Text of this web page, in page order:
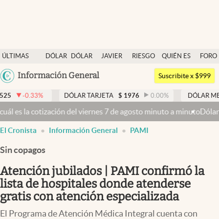
ÚLTIMAS
NOTICIAS
DÓLAR
DÓLAR
JAVIER
RIESGO
QUIÉN ES
QUIÉN
FORO
Argentina
México
Información General
Dólar
Members
Economía y Política
Finanzas y Mercados
Mercados Online
Negocios
Columnistas
Otras secciones
Suscribite x $999
DÓLAR TARJETA $ 1976 0.00 % DÓLAR MEP 1525,84
del viernes 7 de agosto minuto a minutoDólar hoy y dólar
El Cronista Información General PAMI
Sin copagos
Atención jubilados | PAMI confirmó la
lista de hospitales donde atenderse
gratis con atención especializada
El Programa de Atención Médica Integral cuenta con